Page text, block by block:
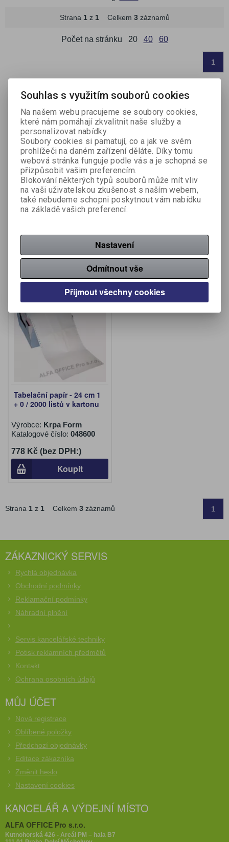
Strana 1z 1Celkem 3záznamů
Počet na stránku 20 40 60
1
Tabelační papír - 24 cm 1
+ 1 kopie / 1000 listů v
kartonu
Koupit
Tabelační papír - 24 cm 1
+ 2 kopie / 750 listů v
kartonu
1 571 Kč (bez DPH:)
Koupit
Tabelační papír - 24 cm 1
+ 0 / 2000 listů v kartonu
Výrobce: Krpa Form
Katalogové číslo: 048600
778 Kč (bez DPH:)
Koupit
Strana 1 z 1 Celkem 3 záznamů 1
ZÁKAZNICKÝ SERVIS
Rychlá objednávka
Obchodní podmínky
Reklamační podmínky
Náhradní plnění
Servis kancelářské techniky
Potisk reklamních předmětů
Kontakt
Ochrana osobních údajů
MŮJ ÚČET
Nová registrace
Oblíbené položky
Předchozí objednávky
Editace zákazníka
Změnit heslo
Nastavení cookies
KANCELÁŘ A VÝDEJNÍ MÍSTO
ALFA OFFICE Pro s.r.o.
Kutnohorská 426 - Areál PM – hala B7
Souhlas s využitím souborů cookies
Na našem webu pracujeme se soubory cookies,
které nám pomáhají zkvalitnit naše služby a
personalizovat nabídky.
Soubory cookies si pamatují, co a jak ve svém
prohlížeči na daném zařízení děláte. Díky tomu
webová stránka funguje podle vás a je schopná se
přizpůsobit vašim preferencím.
Blokování některých typů souborů může mít vliv
na vaši uživatelskou zkušenost s naším webem,
také nebudeme schopni poskytnout vám nabídku
na základě vašich preferencí.
Nastavení
Odmítnout vše
Přijmout všechny cookies